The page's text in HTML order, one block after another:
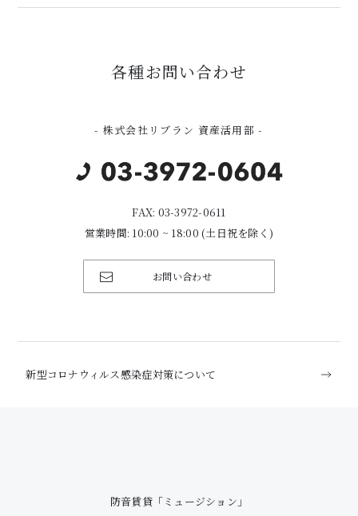
各種お問い合わせ
- 株式会社リブラン 資産活用部 -
FAX: 03-3972-0611
営業時間: 10:00 ~ 18:00 (土日祝を除く)
お問い合わせ
新型コロナウィルス感染症対策について
防音賃貸「ミュージション」